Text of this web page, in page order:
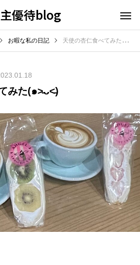
優待blog
お暇な私の日記 天使の杏仁食べてみた(๑˃̵ᴗ˂̵)
みた(๑˃̵ᴗ˂̵)